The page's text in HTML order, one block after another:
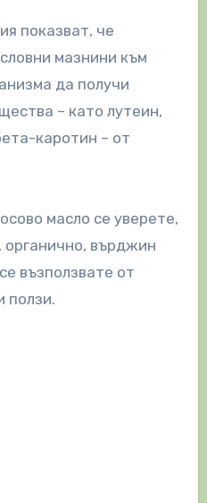
показват, че
мазнини към
да получи
– като лутеин,
каротин – от
масло се уверете,
върджин
възползвате от
ползи.